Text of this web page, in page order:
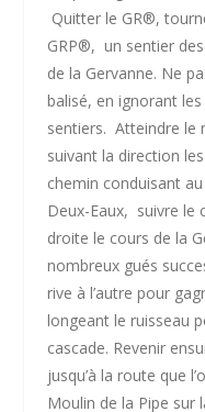
Quitter le GR®,
GRP®, un sentier
de la Gervanne. Ne
balisé, en ignorant
sentiers. Atteindre le
suivant la direction
chemin conduisant
Deux-Eaux, suivre le
droite le cours de la
nombreux gués
rive à l’autre pour
longeant le ruisseau
cascade. Revenir
jusqu’à la route que
Moulin de la Pipe sur